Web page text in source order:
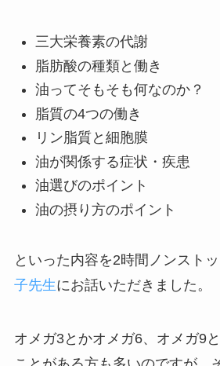
三大栄養素の代謝
脂肪酸の種類と働き
油ってそもそも何なのか？
脂質の4つの働き
リン脂質と細胞膜
油が関係する症状・疾患
油選びのポイント
油の摂り方のポイント
といった内容を2時間ノンスト
子先生にお話いただきました。
オメガ3とかオメガ6、オメガ9